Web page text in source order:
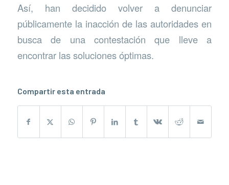
Así, han decidido volver a denunciar
públicamente la inacción de las autoridades en
busca de una contestación que lleve a
encontrar las soluciones óptimas.
Compartir esta entrada